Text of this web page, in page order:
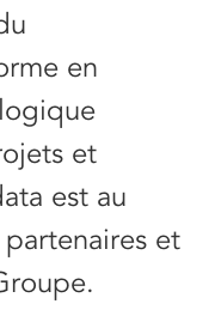
en
et
est au
et
roupe.